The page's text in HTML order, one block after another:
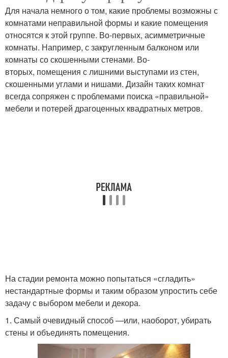
Для начала немного о том, какие проблемы возможны с
комнатами неправильной формы и какие помещения
относятся к этой группе. Во-первых, асимметричные
комнаты. Например, с закругленным балконом или
комнаты со скошенными стенами. Во-
вторых, помещения с лишними выступами из стен,
скошенными углами и нишами. Дизайн таких комнат
всегда сопряжен с проблемами поиска «правильной»
мебели и потерей драгоценных квадратных метров.
На стадии ремонта можно попытаться «сгладить»
нестандартные формы и таким образом упростить себе
задачу с выбором мебели и декора.
1. Самый очевидный способ —или, наоборот, убирать
стены и объединять помещения.